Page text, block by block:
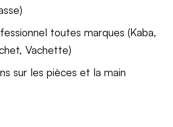
toutes marques (Kaba,
Vachette)
sur les pièces et la main